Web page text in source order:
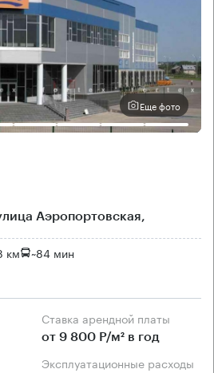
Еще фото
Аэропортовская,
км ~84 мин
Ставка арендной платы
от 9 800 Р/м² в год
Эксплуатационные расходы